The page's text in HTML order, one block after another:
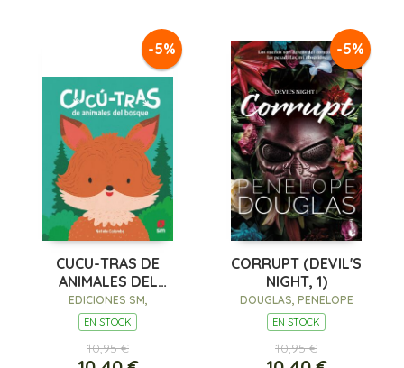
-5%
CUCU-TRAS DE
ANIMALES DEL
BOSQUE
EDICIONES SM,
EN STOCK
10,95 €
-5%
CORRUPT (DEVIL'S
NIGHT, 1)
DOUGLAS, PENELOPE
EN STOCK
10,95 €